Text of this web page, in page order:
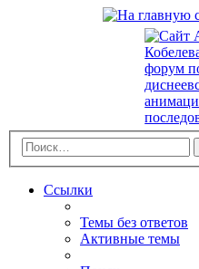
Ссылки
Темы без ответов
Активные темы